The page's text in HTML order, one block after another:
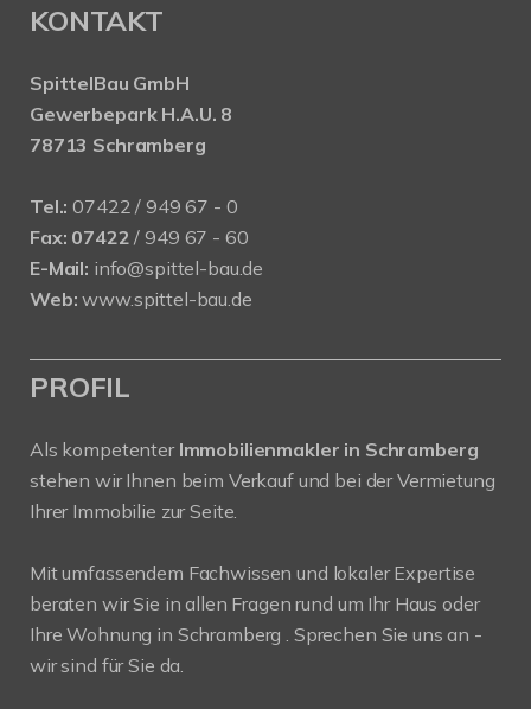
KONTAKT
SpittelBau GmbH
Gewerbepark H.A.U. 8
78713 Schramberg
Tel.: 07422 / 949 67 - 0
Fax: 07422 / 949 67 - 60
E-Mail: info@spittel-bau.de
Web: www.spittel-bau.de
PROFIL
Als kompetenter Immobilienmakler in Schramberg
stehen wir Ihnen beim Verkauf und bei der Vermietung
Ihrer Immobilie zur Seite.
Mit umfassendem Fachwissen und lokaler Expertise
beraten wir Sie in allen Fragen rund um Ihr Haus oder
Ihre Wohnung in Schramberg . Sprechen Sie uns an -
wir sind für Sie da.